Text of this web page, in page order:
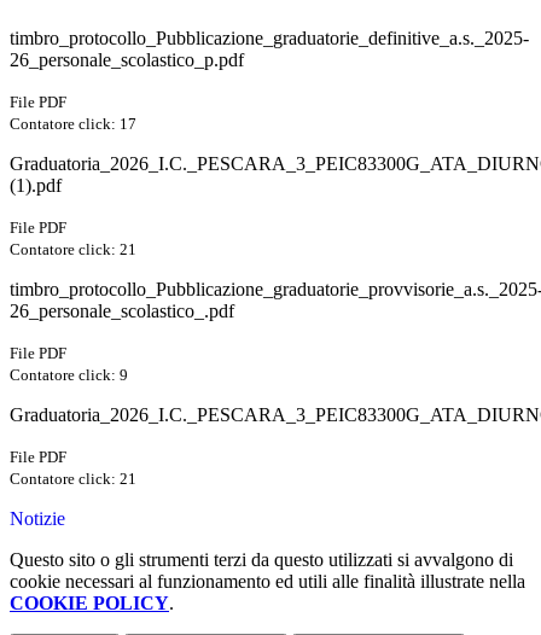
timbro_protocollo_Pubblicazione_graduatorie_definitive_a.s._2025-
26_personale_scolastico_p.pdf
File PDF
Contatore click: 17
(1).pdf
File PDF
Contatore click: 21
26_personale_scolastico_.pdf
File PDF
Contatore click: 9
File PDF
Contatore click: 21
Notizie
Questo sito o gli strumenti terzi da questo utilizzati si avvalgono di
cookie necessari al funzionamento ed utili alle finalità illustrate nella
COOKIE POLICY.